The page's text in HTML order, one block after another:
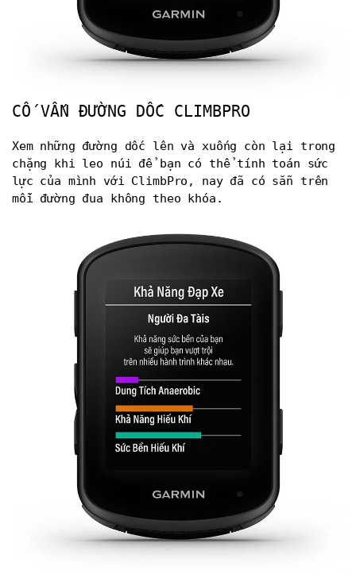
CỐ VẤN ĐƯỜNG DỐC CLIMBPRO
Xem những đường dốc lên và xuống còn lại trong
chặng khi leo núi để bạn có thể tính toán sức
lực của mình với ClimbPro, nay đã có sẵn trên
mỗi đường đua không theo khóa.